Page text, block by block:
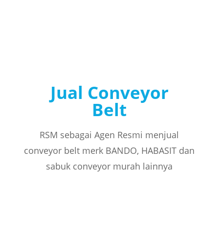
Jual Conveyor
Belt
RSM sebagai Agen Resmi menjual
conveyor belt merk BANDO, HABASIT dan
sabuk conveyor murah lainnya